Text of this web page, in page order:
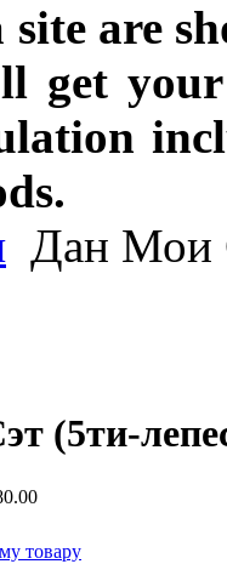
site are
get
Дан Мои
(5ти-
товару